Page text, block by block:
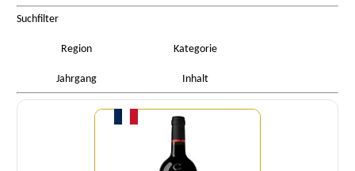
Suchfilter
Region Kategorie
Jahrgang Inhalt
Menge